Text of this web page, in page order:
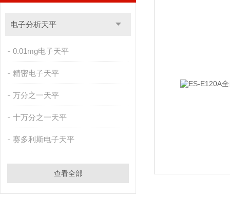
电子分析天平
0.01mg电子天平
精密电子天平
万分之一天平
十万分之一天平
赛多利斯电子天平
查看全部